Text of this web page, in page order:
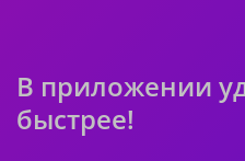
В приложении
быстрее!